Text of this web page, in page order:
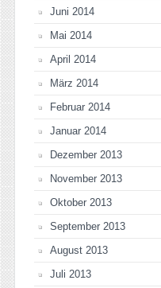
Juni 2014
Mai 2014
April 2014
März 2014
Februar 2014
Januar 2014
Dezember 2013
November 2013
Oktober 2013
September 2013
August 2013
Juli 2013